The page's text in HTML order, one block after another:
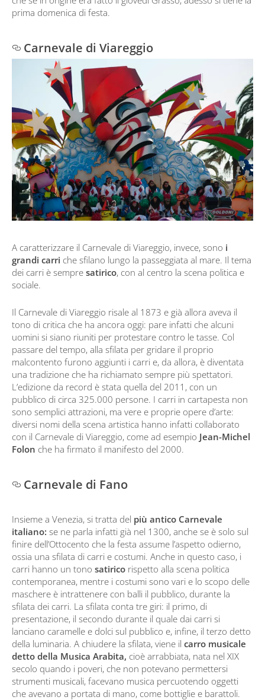
prima domenica di festa.
Carnevale di Viareggio
A caratterizzare il Carnevale di Viareggio, invece, sono i
grandi carri che sfilano lungo la passeggiata al mare. Il tema
dei carri è sempre satirico, con al centro la scena politica e
sociale.
Il Carnevale di Viareggio risale al 1873 e già allora aveva il
tono di critica che ha ancora oggi: pare infatti che alcuni
uomini si siano riuniti per protestare contro le tasse. Col
passare del tempo, alla sfilata per gridare il proprio
malcontento furono aggiunti i carri e, da allora, è diventata
una tradizione che ha richiamato sempre più spettatori.
L’edizione da record è stata quella del 2011, con un
pubblico di circa 325.000 persone. I carri in cartapesta non
sono semplici attrazioni, ma vere e proprie opere d’arte:
diversi nomi della scena artistica hanno infatti collaborato
con il Carnevale di Viareggio, come ad esempio Jean-Michel
Folon che ha firmato il manifesto del 2000.
Carnevale di Fano
Insieme a Venezia, si tratta del più antico Carnevale
italiano: se ne parla infatti già nel 1300, anche se è solo sul
finire dell’Ottocento che la festa assume l’aspetto odierno,
ossia una sfilata di carri e costumi. Anche in questo caso, i
carri hanno un tono satirico rispetto alla scena politica
contemporanea, mentre i costumi sono vari e lo scopo delle
maschere è intrattenere con balli il pubblico, durante la
sfilata dei carri. La sfilata conta tre giri: il primo, di
presentazione, il secondo durante il quale dai carri si
lanciano caramelle e dolci sul pubblico e, infine, il terzo detto
della luminaria. A chiudere la sfilata, viene il carro musicale
detto della Musica Arabita, cioè arrabbiata, nata nel XIX
secolo quando i poveri, che non potevano permettersi
strumenti musicali, facevano musica percuotendo oggetti
che avevano a portata di mano, come bottiglie e barattoli.